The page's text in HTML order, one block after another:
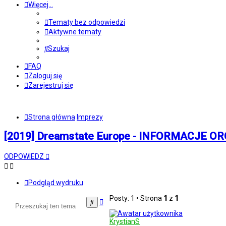
Więcej…
Tematy bez odpowiedzi
Aktywne tematy
Szukaj
FAQ
Zaloguj się
Zarejestruj się
Strona główna Imprezy
[2019] Dreamstate Europe - INFORMACJE
ODPOWIEDZ
Podgląd wydruku
SzukajWyszukiwanie
zaawansowane
Posty: 1 • Strona 1 z 1
KrystianS